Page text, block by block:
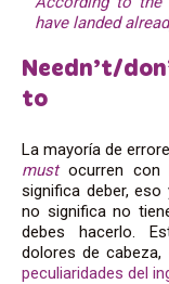
have landed
Needn’t/
to
La mayoría de
must ocurren con
significa deber,
no significa no
debes hacerlo.
dolores de
peculiaridades del